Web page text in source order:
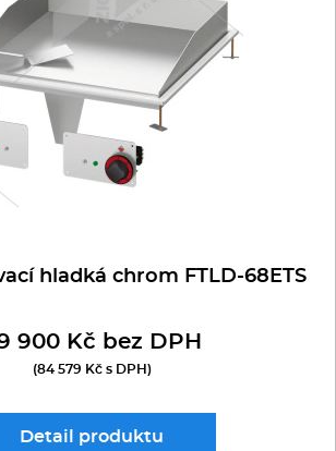
hladká chrom FTLD-68ETS
900 Kč bez DPH
(84 579 Kč s DPH)
Detail produktu